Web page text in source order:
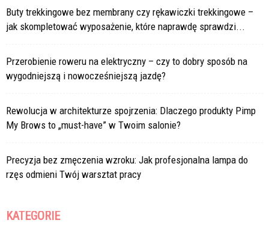
Buty trekkingowe bez membrany czy rękawiczki trekkingowe –
jak skompletować wyposażenie, które naprawdę sprawdzi...
Przerobienie roweru na elektryczny – czy to dobry sposób na
wygodniejszą i nowocześniejszą jazdę?
Rewolucja w architekturze spojrzenia: Dlaczego produkty Pimp
My Brows to „must-have” w Twoim salonie?
Precyzja bez zmęczenia wzroku: Jak profesjonalna lampa do
rzęs odmieni Twój warsztat pracy
KATEGORIE